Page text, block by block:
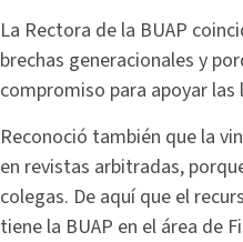
La Rectora de la BUAP
brechas generacionales y
compromiso para apoyar
Reconoció también que la
en revistas arbitradas,
colegas. De aquí que el
tiene la BUAP en el área de